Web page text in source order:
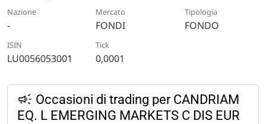
Nazione
-
Mercato
FONDI
Tipologia
FONDO
ISIN
LU0056053001
Tick
0,0001
Occasioni di trading per CANDRIAM
EQ. L EMERGING MARKETS C DIS EUR